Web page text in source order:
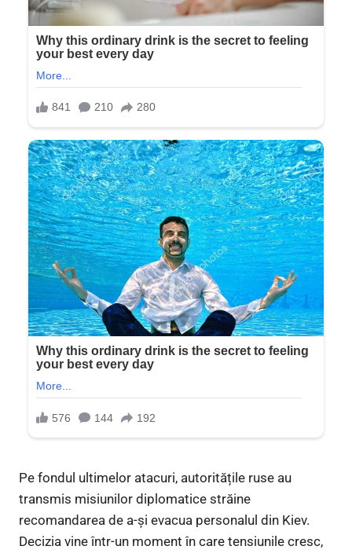
Pe fondul ultimelor atacuri, autoritățile ruse au
transmis misiunilor diplomatice străine
recomandarea de a-și evacua personalul din Kiev.
Decizia vine într-un moment în care tensiunile cresc,